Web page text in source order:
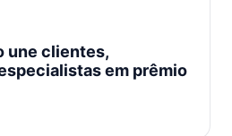
une clientes,
em prêmio